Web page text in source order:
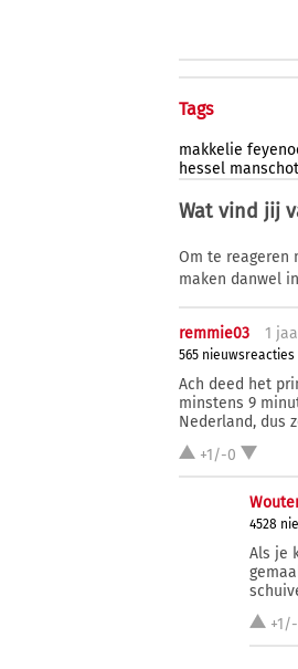
Tags
makkelie
hessel manschot
Wat vind jij
Om te reageren
maken danwel
remmie03 1 j
565 nieuwsreacties
Ach deed het
minstens 9
Nederland, dus
+1/-0
4528
Als je